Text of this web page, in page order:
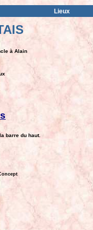
Lieux
à Alain
barre du haut.